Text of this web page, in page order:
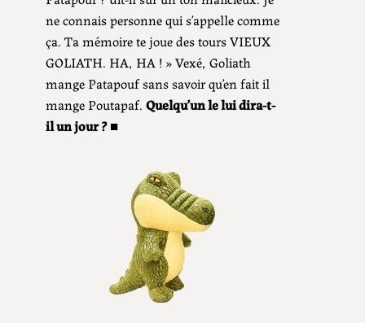
ne connais personne qui s’appelle comme
ça. Ta mémoire te joue des tours VIEUX
GOLIATH. HA, HA ! » Vexé, Goliath
mange Patapouf sans savoir qu’en fait il
mange Poutapaf. Quelqu’un le lui dira-t-
il un jour ?■